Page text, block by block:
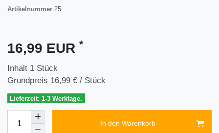
Artikelnummer 25
16,99 EUR *
Inhalt 1 Stück
Grundpreis 16,99 € / Stück
Lieferzeit: 1-3 Werktage.
In den Warenkorb